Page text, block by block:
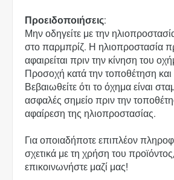
Προειδοποιήσεις:
Μην οδηγείτε με την
στο παρμπρίζ. Η ηλιοπροστασία
αφαιρείται πριν την κίνηση του
Προσοχή κατά την τοποθέτηση
Βεβαιωθείτε ότι το όχημα είναι
ασφαλές σημείο πριν την
αφαίρεση της ηλιοπροστασίας.
Για οποιαδήποτε επιπλέον
σχετικά με τη χρήση του
επικοινωνήστε μαζί μας!